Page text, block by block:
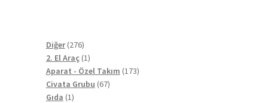
Diğer 276276
ürün
2. El Araç 11
ürün
Aparat - Özel Takım 173173
Civata Grubu 6767
Gıda 11